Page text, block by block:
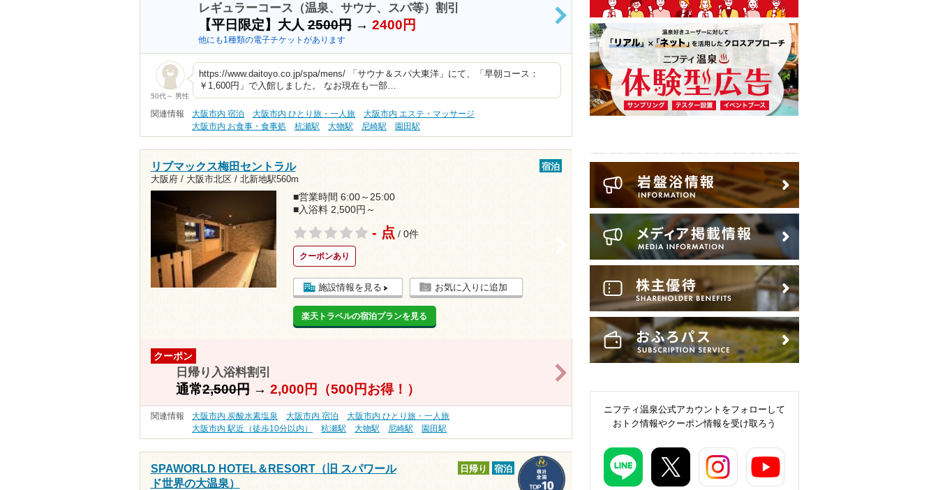
レギュラーコース（温泉、サウナ、スパ等）割引
【平日限定】大人2500円→ 2400円
他にも1種類の電子チケットがあります
>
50代～ 男性
https://www.daitoyo.co.jp/spa/mens/ 「サウナ＆スパ大東洋」にて、「早朝コース：
￥1,600円」で入館しました。 なお現在も一部…
関連情報 大阪市内 宿泊 大阪市内 ひとり旅・一人旅
大阪市内 エステ・マッサージ
大阪市内 お食事・食事処
杭瀬駅 大物駅 尼崎駅 園田駅
リブマックス梅田セントラル
大阪府 / 大阪市北区 / 北新地駅560m
宿泊
■営業時間 6:00～25:00
■入浴料 2,500円～
- 点 / 0件
クーポンあり
施設情報を見る お気に入りに追加
楽天トラベルの宿泊プランを見る
クーポン
日帰り入浴料割引
通常2,500円→ 2,000円（500円お得！）
関連情報 大阪市内 炭酸水素塩泉 大阪市内 宿泊
大阪市内 ひとり旅・一人旅
大阪市内 駅近（徒歩10分以内）
杭瀬駅 大物駅 尼崎駅 園田駅
SPAWORLD HOTEL＆RESORT（旧 スパワール
ド世界の大温泉）
日帰り 宿泊
ニフティ温泉公式アカウントをフォローして
おトク情報やクーポン情報を受け取ろう